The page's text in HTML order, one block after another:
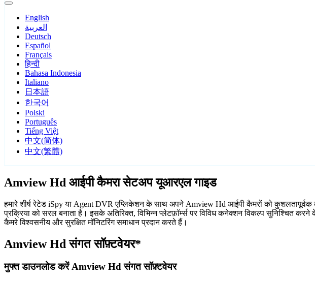
English
العربية
Deutsch
Español
Français
हिन्दी
Bahasa Indonesia
Italiano
日本語
한국어
Polski
Português
Tiếng Việt
中文(简体)
中文(繁體)
Amview Hd आईपी कैमरा सेटअप यूआरएल गाइड
हमारे शीर्ष रेटेड iSpy या Agent DVR एप्लिकेशन के साथ अपने Amview Hd आईपी कैमरों को कुशलतापूर्वक
प्रक्रिया को सरल बनाता है। इसके अतिरिक्त, विभिन्न प्लेटफ़ॉर्म्स पर विविध कनेक्शन विकल्प सुनिश्चित
कैमरे विश्वसनीय और सुरक्षित मॉनिटरिंग समाधान प्रदान करते हैं।
Amview Hd संगत सॉफ़्टवेयर*
मुफ्त डाउनलोड करें Amview Hd संगत सॉफ़्टवेयर